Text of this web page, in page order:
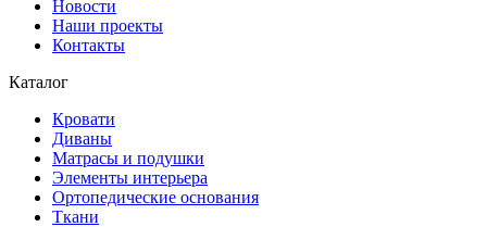
Новости
Наши проекты
Контакты
Каталог
Кровати
Диваны
Матрасы и подушки
Элементы интерьера
Ортопедические основания
Ткани